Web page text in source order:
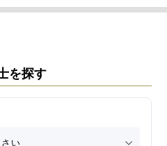
を探す